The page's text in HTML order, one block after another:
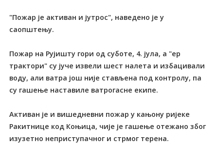
"Пожар је активан и јутрос", наведено је у
саопштењу.
Пожар на Рујишту гори од суботе, 4. јула, а "ер
трактори" су јуче извели шест налета и избацивали
воду, али ватра још није стављена под контролу, па
су гашење наставиле ватрогасне екипе.
Активан је и вишедневни пожар у кањону ријеке
Ракитнице код Коњица, чије је гашење отежано због
изузетно неприступачног и стрмог терена.